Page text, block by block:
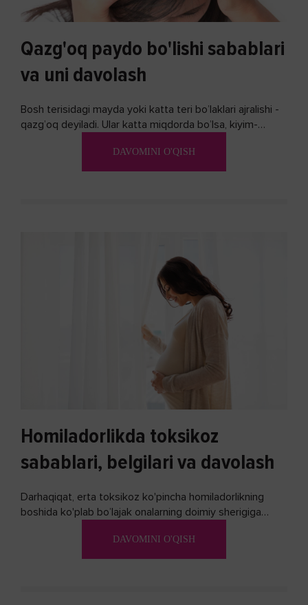
Qazg'oq paydo bo'lishi sabablari
va uni davolash
Bosh terisidagi mayda yoki katta teri bo’laklari ajralishi -
qazg’oq deyiladi. Ular katta miqdorda bo’lsa, kiyim-
DAVOMINI O'QISH
Homiladorlikda toksikoz
sabablari, belgilari va davolash
Darhaqiqat, erta toksikoz ko'pincha homiladorlikning
boshida ko'plab bo’lajak onalarning doimiy sherigiga
biron bir usuli bormi?DAVOMINI O'QISH